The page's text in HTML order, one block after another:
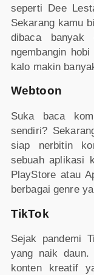
seperti Dee
Sekarang kamu
dibaca
ngembangin
kalo makin
Webtoon
Suka baca
sendiri?
siap nerbitin
sebuah aplikasi
PlayStore atau
berbagai genre
TikTok
Sejak pandemi
yang naik daun.
konten kreatif